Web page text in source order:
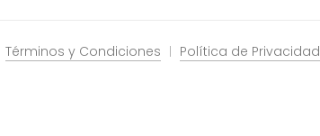
Términos y Condiciones Política de Privacidad